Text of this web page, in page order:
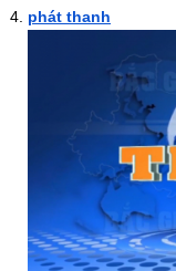
phát thanh